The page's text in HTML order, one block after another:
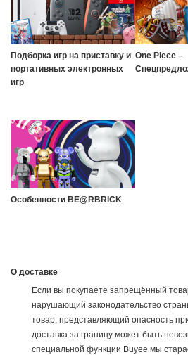
Подборка игр на приставку и
портативных электронных
игр
One Piece –
Особенности BE@RBRICK
О доставке
Если вы покупаете запрещённый
нарушающий законодательство
товар, представляющий опасность
доставка за границу может быть
специальной функции Buyee мы